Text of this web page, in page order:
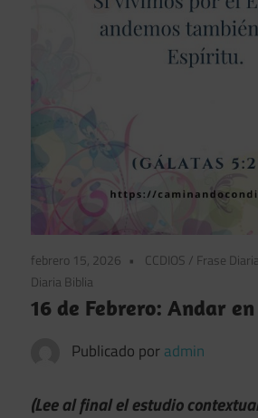
febrero 15, 2026 CCDIOS / Frase
Diaria Biblia
16 de Febrero: Andar
Publicado por admin
(Lee al final el estudio